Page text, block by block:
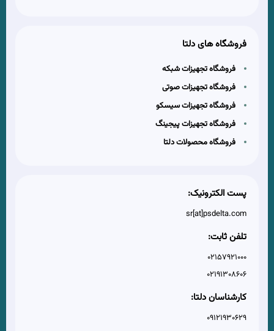
فروشگاه های دلتا
فروشگاه تجهیزات شبکه
فروشگاه تجهیزات صوتی
فروشگاه تجهیزات سیسکو
فروشگاه تجهیزات پیجینگ
فروشگاه محصولات دلتا
پست الکترونیک:
sr[at]psdelta.com
تلفن ثابت:
02157921000
02191308606
کارشناسان دلتا:
09121930629